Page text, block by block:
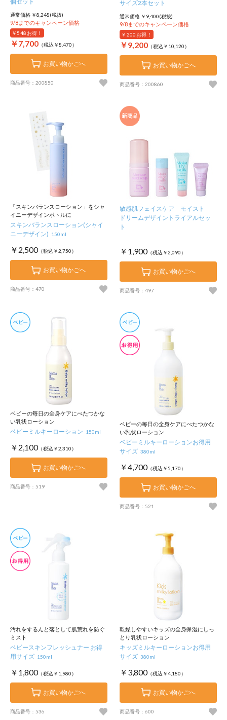
通常価格 ￥8,248(税抜)
9/8までのキャンペーン価格
￥548 お得！
￥7,700 （税込￥8,470）
お買い物かごへ
商品番号：200850
サイズ2本セット
通常価格 ￥9,400(税抜)
9/8までのキャンペーン価格
￥200 お得！
￥9,200 （税込￥10,120）
お買い物かごへ
商品番号：200860
「スキンバランスローション」をシャ
イニーデザインボトルに
スキンバランスローション(シャイ
ニーデザイン) 150ml
￥2,500（税込￥2,750）
お買い物かごへ
商品番号：470
敏感肌フェイスケア モイスト
ドリームデザイントライアルセッ
ト
￥1,900（税込￥2,090）
お買い物かごへ
商品番号：497
ベビーの毎日の全身ケアにべたつかな
い乳状ローション
ベビーミルキーローション 150ml
￥2,100（税込￥2,310）
お買い物かごへ
商品番号：519
ベビーの毎日の全身ケアにべたつかな
い乳状ローション
ベビーミルキーローションお得用
サイズ 380ml
￥4,700（税込￥5,170）
お買い物かごへ
商品番号：521
汚れをするんと落として肌荒れを防ぐ
ミスト
ベビースキンフレッシュナー お得
用サイズ 150ml
￥1,800（税込￥1,980）
お買い物かごへ
商品番号：536
乾燥しやすいキッズの全身保湿にしっ
とり乳状ローション
キッズミルキーローションお得用
サイズ 380ml
￥3,800（税込￥4,180）
お買い物かごへ
商品番号：600